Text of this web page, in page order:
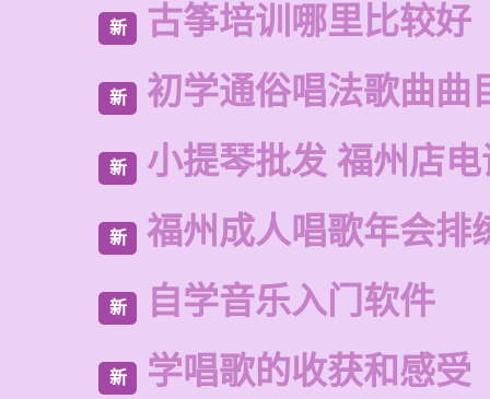
新 古筝培训哪里比较好
新 初学通俗唱法歌曲曲
新 小提琴批发 福州店
新 福州成人唱歌年会排
新 自学音乐入门软件
新 学唱歌的收获和感受